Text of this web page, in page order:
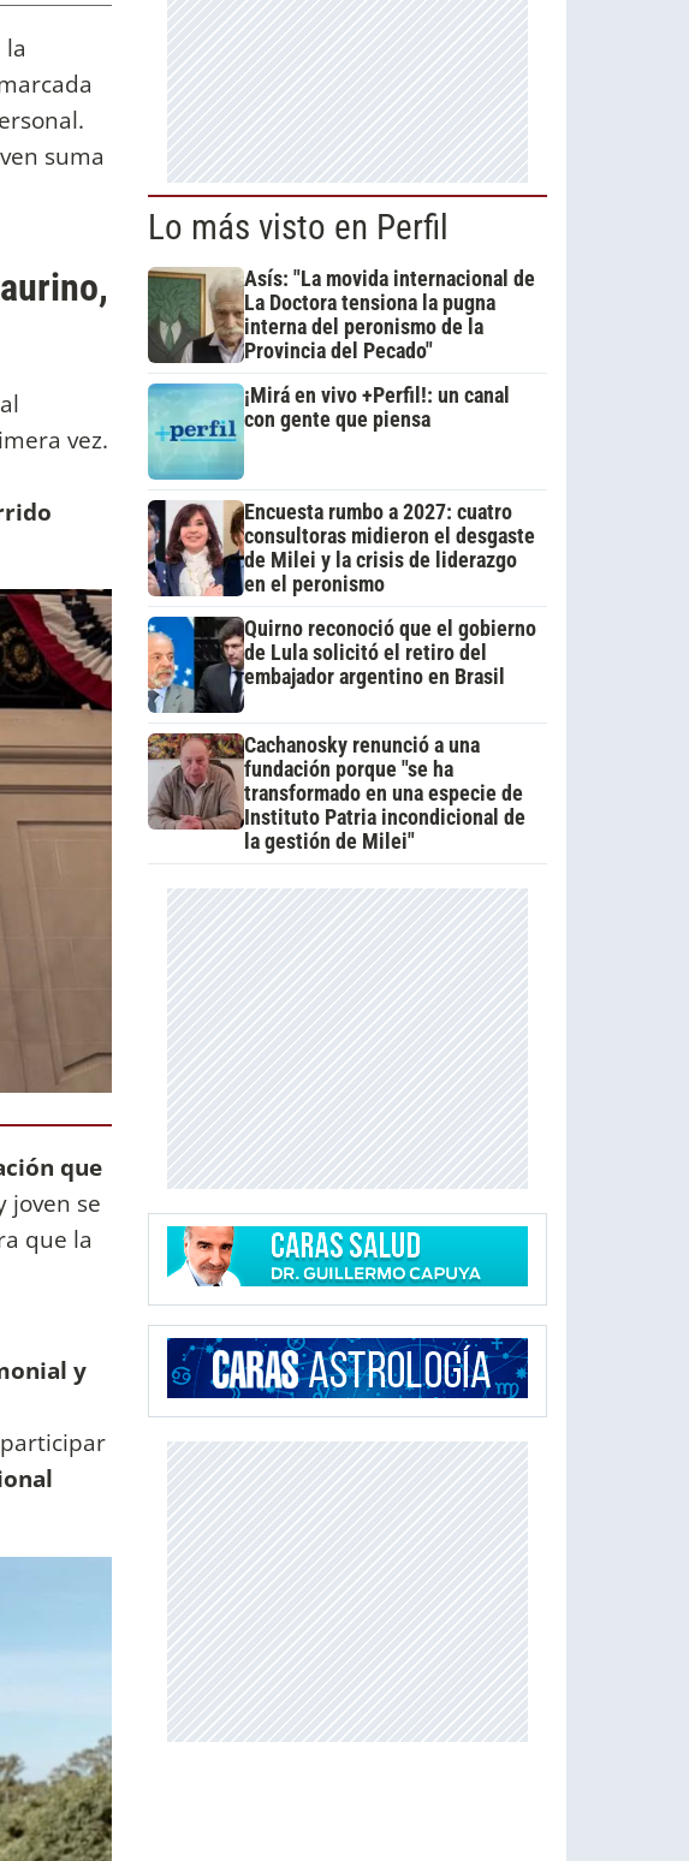
suma
al
vez.
que
joven se
que la
y
Lo más visto en Perfil
Asís: "La movida internacional de
La Doctora tensiona la pugna
interna del peronismo de la
Provincia del Pecado"
¡Mirá en vivo +Perfil!: un canal
con gente que piensa
Encuesta rumbo a 2027: cuatro
consultoras midieron el desgaste
de Milei y la crisis de liderazgo
en el peronismo
Quirno reconoció que el gobierno
de Lula solicitó el retiro del
embajador argentino en Brasil
Cachanosky renunció a una
fundación porque "se ha
transformado en una especie de
Instituto Patria incondicional de
la gestión de Milei"